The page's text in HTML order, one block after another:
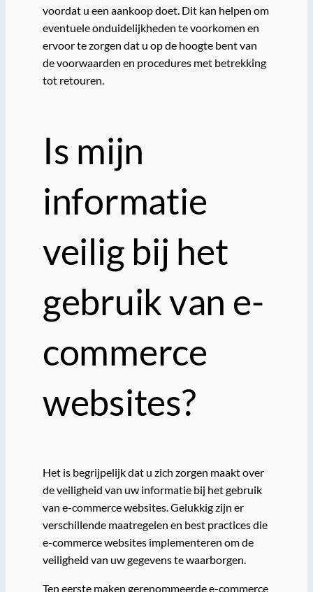
voordat u een aankoop doet. Dit kan helpen om
eventuele onduidelijkheden te voorkomen en
ervoor te zorgen dat u op de hoogte bent van
de voorwaarden en procedures met betrekking
tot retouren.
Is mijn
informatie
veilig bij het
gebruik van e-
commerce
websites?
Het is begrijpelijk dat u zich zorgen maakt over
de veiligheid van uw informatie bij het gebruik
van e-commerce websites. Gelukkig zijn er
verschillende maatregelen en best practices die
e-commerce websites implementeren om de
veiligheid van uw gegevens te waarborgen.
Ten eerste maken gerenommeerde e-commerce